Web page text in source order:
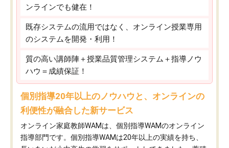
ンラインでも健在！
既存システムの流用ではなく、オンライン授業専用
のシステムを開発・利用！
質の高い講師陣＋授業品質管理システム＋指導ノウ
ハウ＝成績保証！
個別指導20年以上のノウハウと、オンラインの
利便性が融合した新サービス
オンライン家庭教師WAMは、個別指導WAMのオンライン
指導部門です。個別指導WAMは20年以上の実績を持ち、